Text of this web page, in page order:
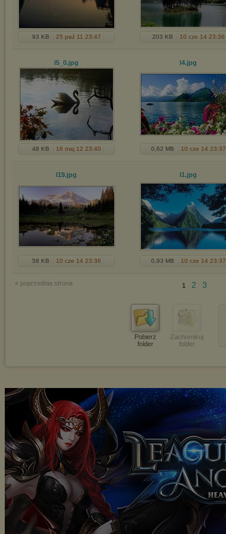
93 KB 25 paź 11 23:47 203 KB 10 cze 14 23:36
l5_0.jpg
48 KB 16 maj 12 23:40
l4.jpg
0,62 MB 10 cze 14 23:37
l19.jpg
58 KB 10 cze 14 23:36
l1.jpg
0,93 MB 10 cze 14 23:37
« poprzednia strona 1 2 3
Pobierz
folder
Zachomikuj
folder